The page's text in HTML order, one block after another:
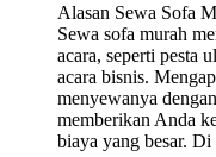
Alasan Sewa Sofa
Sewa sofa murah
acara, seperti pesta
acara bisnis.
menyewanya
memberikan Anda
biaya yang besar.